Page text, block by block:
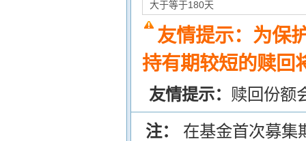
大于等于180天
友情提示：为保
持有期较短的赎回
友情提示： 赎回份额
注： 在基金首次募集